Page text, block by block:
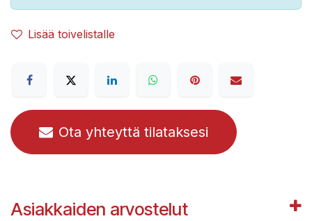
Lisää toivelistalle
Ota yhteyttä tilataksesi
Asiakkaiden arvostelut